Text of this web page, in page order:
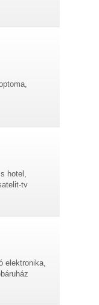
hotel,
tv
elektronika,